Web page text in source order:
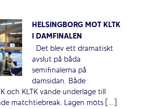
HELSINGBORG MOT KLTK
I DAMFINALEN
Det blev ett dramatiskt
avslut på båda
semifinalerna på
damsidan. Både
och KLTK vände underläge till
matchtiebreak. Lagen möts [...]